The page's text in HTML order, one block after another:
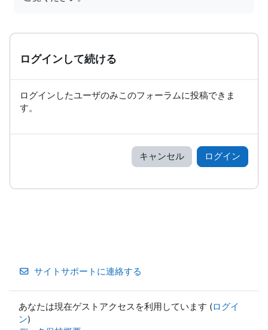
ログインして続ける
ログインしたユーザのみこのフォーラムに投稿できま
す。
キャンセル ログイン
サイトサポートに連絡する
あなたは現在ゲストアクセスを利用しています (ログイ
ン)